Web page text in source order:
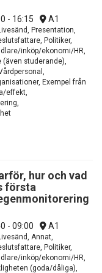
- 16:15 A1
Presentation,
Politiker,
inköp/ekonomi/HR,
studerande),
Exempel från
effekt,
hur och vad
första
- 09:00 A1
Annat,
Politiker,
inköp/ekonomi/HR,
(goda/dåliga),